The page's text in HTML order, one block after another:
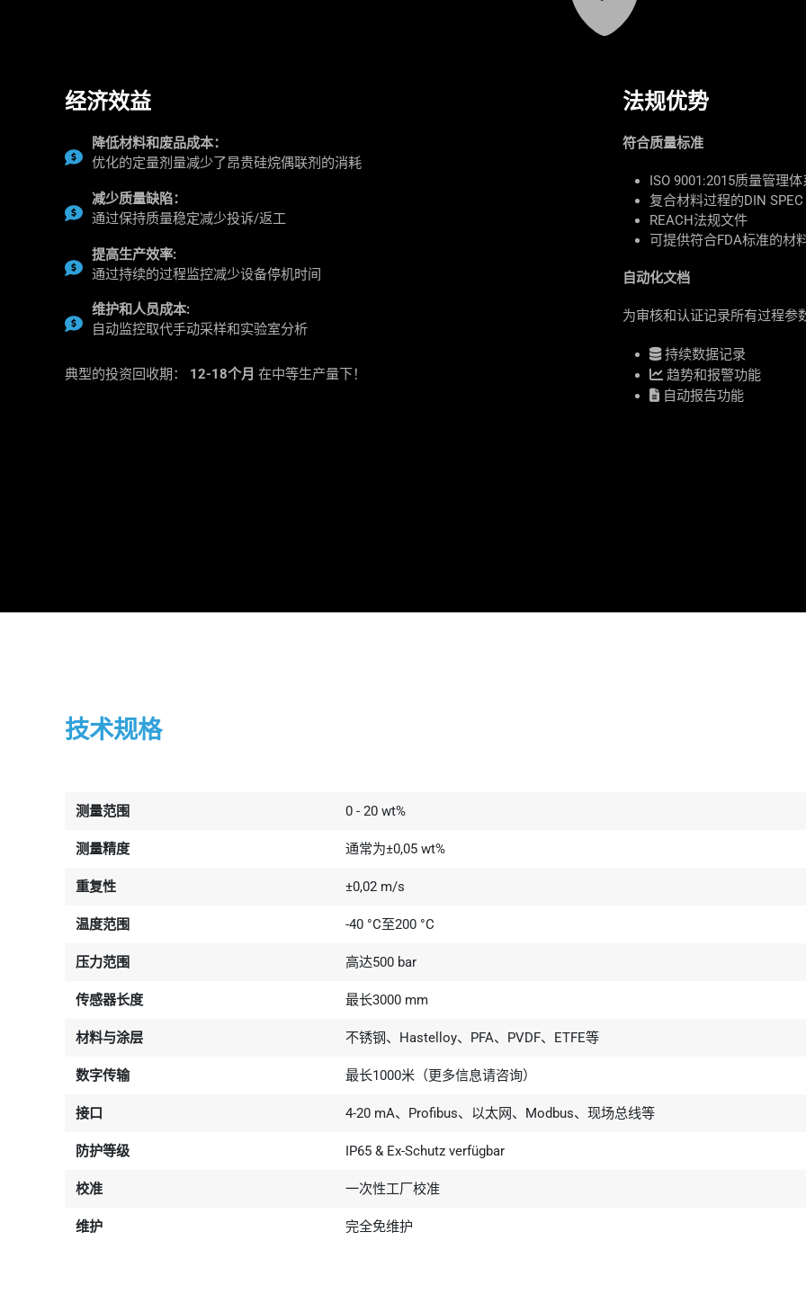
经济效益
降低材料和废品成本：
优化的定量剂量减少了昂贵硅烷偶联剂的消耗
减少质量缺陷：
通过保持质量稳定减少投诉/返工
提高生产效率:
通过持续的过程监控减少设备停机时间
维护和人员成本:
自动监控取代手动采样和实验室分析
典型的投资回收期： 12-18个月 在中等生产量下！
法规优势
符合质量标准
ISO 9001:2015质量管理体
复合材料过程的DIN
REACH法规文件
可提供符合FDA标准的材
自动化文档
为审核和认证记录所有过程参
持续数据记录
趋势和报警功能
自动报告功能
技术规格
测量范围 0 - 20 wt%
测量精度 通常为±0,05 wt%
重复性 ±0,02 m/s
温度范围 -40 °C至200 °C
压力范围 高达500 bar
传感器长度 最长3000 mm
材料与涂层 不锈钢、Hastelloy、PFA、PVDF、ETFE等
数字传输 最长1000米（更多信息请咨询）
接口 4-20 mA、Profibus、以太网、Modbus、现场总线等
防护等级 IP65 & Ex-Schutz verfügbar
校准 一次性工厂校准
维护 完全免维护